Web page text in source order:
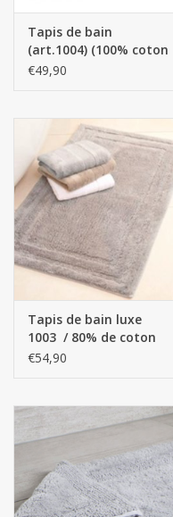
Linge de Plage
SUR MESURE
Yacht et voiliers, serviettes
Vêtements d'intérieur et de
nuit (FEMMES)
Marques
Tapis de bain
(art.1004) (100% coton
peigné)
€49,90
Tapis de bain luxe
1003 / 80% de coton
et à 20% de viscose.
€54,90